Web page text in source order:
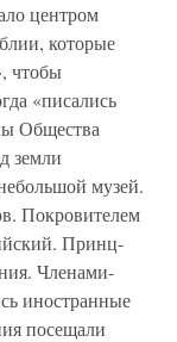
центром
которые
чтобы
«писались
Общества
земли
музей.
Покровителем
Принц-
Членами-
иностранные
посещали